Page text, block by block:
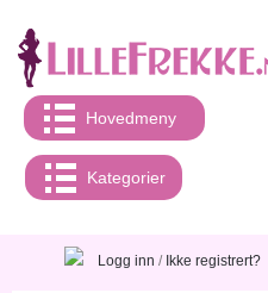
Hovedmeny
Kategorier
Logg inn / Ikke registrert?